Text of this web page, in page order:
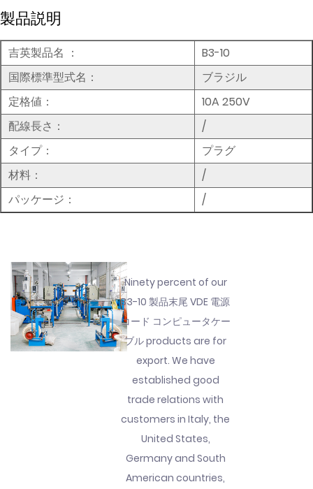
製品説明
吉英製品名 ：
B3-10
国際標準型式名：
ブラジル
定格値：
10A 250V
配線長さ：
/
タイプ：
プラグ
材料：
/
パッケージ：
/
Ninety percent of our
B3-10 製品末尾 VDE 電源
コード コンピュータケー
ブル products are for
export. We have
established good
trade relations with
customers in Italy, the
United States,
Germany and South
American countries,